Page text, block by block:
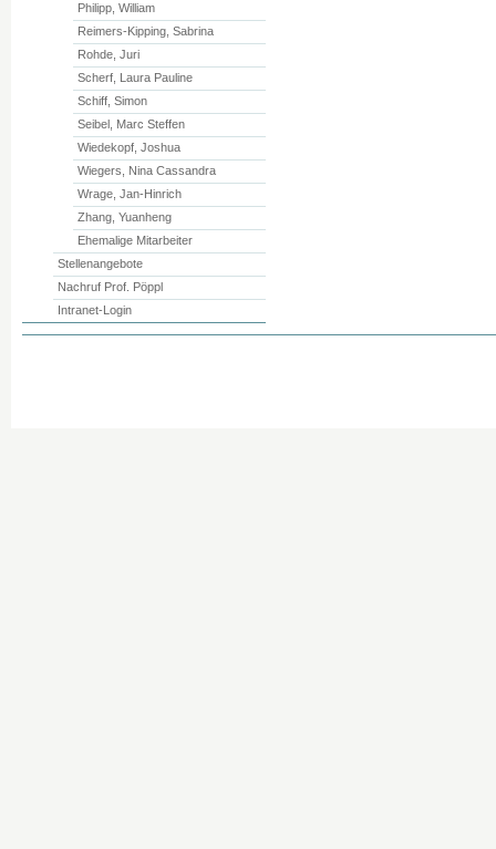
Philipp, William
Reimers-Kipping, Sabrina
Rohde, Juri
Scherf, Laura Pauline
Schiff, Simon
Seibel, Marc Steffen
Wiedekopf, Joshua
Wiegers, Nina Cassandra
Wrage, Jan-Hinrich
Zhang, Yuanheng
Ehemalige Mitarbeiter
Stellenangebote
Nachruf Prof. Pöppl
Intranet-Login